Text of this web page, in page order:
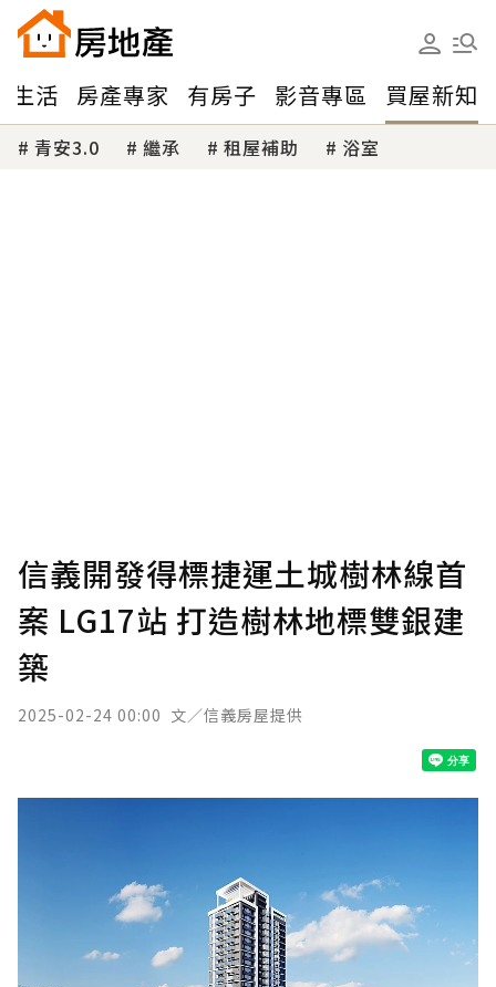
生活 房產專家 有房子 影音專區 買屋新知
青安3.0 繼承 租屋補助 浴室
信義開發得標捷運土城樹林線首
案 LG17站 打造樹林地標雙銀建
築
2025-02-24 00:00 文／信義房屋提供